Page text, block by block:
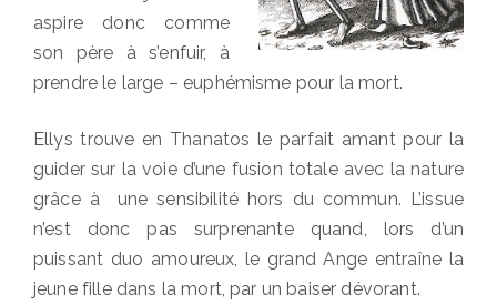
aspire donc comme
son père à s’enfuir, à
prendre le large – euphémisme pour la mort.
Ellys trouve en Thanatos le parfait amant pour la
guider sur la voie d’une fusion totale avec la nature
grâce à une sensibilité hors du commun. L’issue
n’est donc pas surprenante quand, lors d’un
puissant duo amoureux, le grand Ange entraîne la
jeune fille dans la mort, par un baiser dévorant.